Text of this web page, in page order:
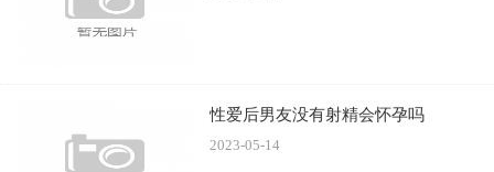
才愿意回家。这种经常酗酒的男人，特别容易阳痿。因为喝
酒太多，会导致体内堆积大量的酒精，致使身体的性激素代
性爱后男友没有射精会怀孕吗
2023-05-14